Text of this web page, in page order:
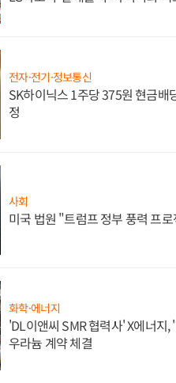
전자·전기·정보통신
SK하이닉스 1주당 375원 현금배
정
사회
미국 법원 "트럼프 정부 풍력 프
화학·에너지
'DL이앤씨 SMR 협력사' X에너지
우라늄 계약 체결